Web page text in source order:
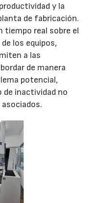
y la
de fabricación.
tiempo real sobre el
los equipos,
a las
de manera
potencial,
de inactividad no